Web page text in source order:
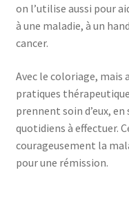
on l’utilise aussi pour
à une maladie, à un
cancer.
Avec le coloriage, mais
pratiques
prennent soin d’eux,
quotidiens à effectuer.
courageusement la
pour une rémission.